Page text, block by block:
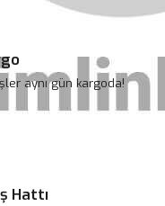
aynı gün kargoda!
Hattı